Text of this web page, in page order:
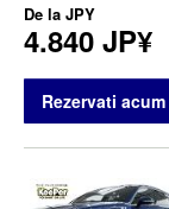
De la JPY
4.840 JP¥
Rezervati acum